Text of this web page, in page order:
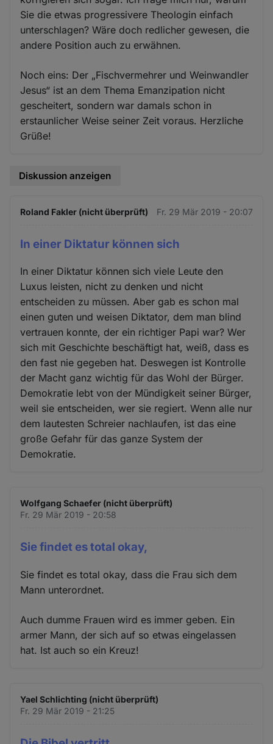
Sie die etwas progressivere Theologin einfach
unterschlagen? Wäre doch redlicher gewesen, die
andere Position auch zu erwähnen.
Noch eins: Der „Fischvermehrer und Weinwandler
Jesus“ ist an dem Thema Emanzipation nicht
gescheitert, sondern war damals schon in
erstaunlicher Weise seiner Zeit voraus. Herzliche
Grüße!
Diskussion anzeigen
Roland Fakler (nicht überprüft) Fr. 29 Mär 2019 - 20:07
In einer Diktatur können sich
In einer Diktatur können sich viele Leute den
Luxus leisten, nicht zu denken und nicht
entscheiden zu müssen. Aber gab es schon mal
einen guten und weisen Diktator, dem man blind
vertrauen konnte, der ein richtiger Papi war? Wer
sich mit Geschichte beschäftigt hat, weiß, dass es
den fast nie gegeben hat. Deswegen ist Kontrolle
der Macht ganz wichtig für das Wohl der Bürger.
Demokratie lebt von der Mündigkeit seiner Bürger,
weil sie entscheiden, wer sie regiert. Wenn alle nur
dem lautesten Schreier nachlaufen, ist das eine
große Gefahr für das ganze System der
Demokratie.
Wolfgang Schaefer (nicht überprüft)
Fr. 29 Mär 2019 - 20:58
Sie findet es total okay,
Sie findet es total okay, dass die Frau sich dem
Mann unterordnet.
Auch dumme Frauen wird es immer geben. Ein
armer Mann, der sich auf so etwas eingelassen
hat. Ist auch so ein Kreuz!
Yael Schlichting (nicht überprüft)
Fr. 29 Mär 2019 - 21:25